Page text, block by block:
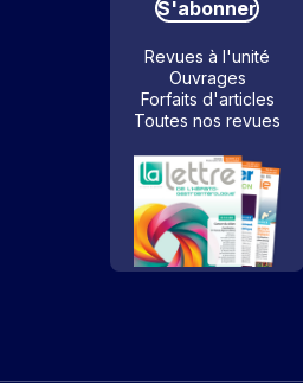
S'abonner
Revues à l'unité
Ouvrages
Forfaits d'articles
Toutes nos revues